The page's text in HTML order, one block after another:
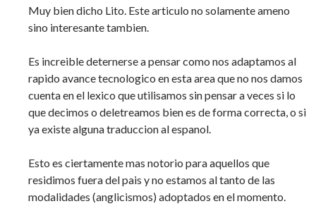
Muy bien dicho Lito. Este articulo no solamente ameno
sino interesante tambien.
Es increible deternerse a pensar como nos adaptamos al
rapido avance tecnologico en esta area que no nos damos
cuenta en el lexico que utilisamos sin pensar a veces si lo
que decimos o deletreamos bien es de forma correcta, o si
ya existe alguna traduccion al espanol.
Esto es ciertamente mas notorio para aquellos que
residimos fuera del pais y no estamos al tanto de las
modalidades (anglicismos) adoptados en el momento.